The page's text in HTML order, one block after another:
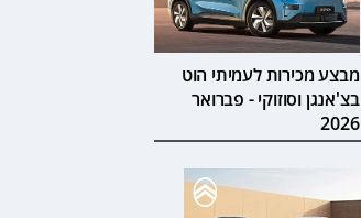
מבצע מכירות לעמיתי הוט
בצ'אנגן וסוזוקי - פברואר
2026